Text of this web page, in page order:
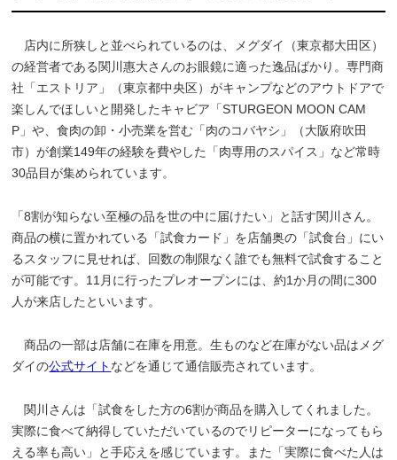
店内に所狭しと並べられているのは、メグダイ（東京都大田区）
の経営者である関川惠大さんのお眼鏡に適った逸品ばかり。専門商
社「エストリア」（東京都中央区）がキャンプなどのアウトドアで
楽しんでほしいと開発したキャビア「STURGEON MOON CAM
P」や、食肉の卸・小売業を営む「肉のコバヤシ」（大阪府吹田
市）が創業149年の経験を費やした「肉専用のスパイス」など常時
30品目が集められています。
「8割が知らない至極の品を世の中に届けたい」と話す関川さん。
商品の横に置かれている「試食カード」を店舗奥の「試食台」にい
るスタッフに見せれば、回数の制限なく誰でも無料で試食すること
が可能です。11月に行ったプレオープンには、約1か月の間に300
人が来店したといいます。
商品の一部は店舗に在庫を用意。生ものなど在庫がない品はメグ
ダイの公式サイト などを通じて通信販売されています。
関川さんは「試食をした方の6割が商品を購入してくれました。
実際に食べて納得していただいているのでリピーターになってもら
える率も高い」と手応えを感じています。また「実際に食べた人は